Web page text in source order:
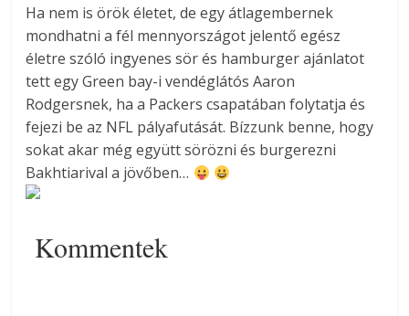
Ha nem is örök életet, de egy átlagembernek
mondhatni a fél mennyországot jelentő egész
életre szóló ingyenes sör és hamburger ajánlatot
tett egy Green bay-i vendéglátós Aaron
Rodgersnek, ha a Packers csapatában folytatja és
fejezi be az NFL pályafutását. Bízzunk benne, hogy
sokat akar még együtt sörözni és burgerezni
Bakhtiarival a jövőben…
Kommentek